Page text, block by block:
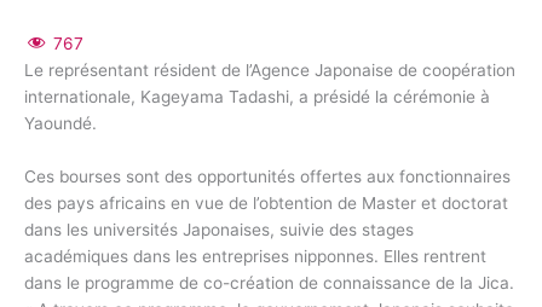
767
Le représentant résident de l’Agence Japonaise de coopération
internationale, Kageyama Tadashi, a présidé la cérémonie à
Yaoundé.
Ces bourses sont des opportunités offertes aux fonctionnaires
des pays africains en vue de l’obtention de Master et doctorat
dans les universités Japonaises, suivie des stages
académiques dans les entreprises nipponnes. Elles rentrent
dans le programme de co-création de connaissance de la Jica.